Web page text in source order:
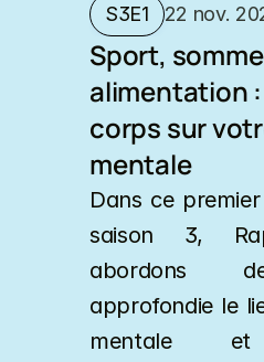
S3E1 22 nov.
Sport,
alimentation :
corps sur
mentale
Dans ce
saison 3,
abordons
approfondie le
mentale et